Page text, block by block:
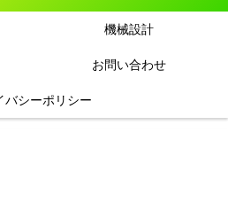
機械設計
お問い合わせ
バシーポリシー